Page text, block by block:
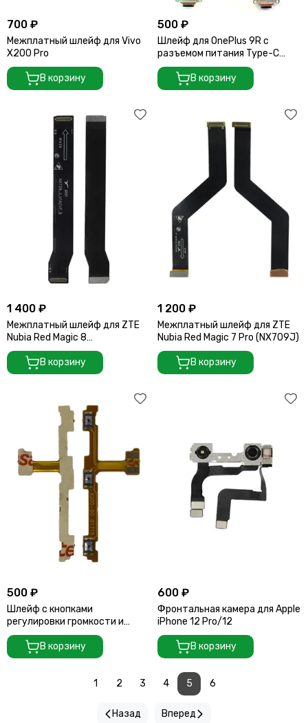
700 ₽
Межплатный шлейф для Vivo
X200 Pro
В корзину
500 ₽
Шлейф для OnePlus 9R с
разъемом питания Type-C
(UEE013 GL C105)
В корзину
1 400 ₽
Межплатный шлейф для ZTE
Nubia Red Magic 8
(NX729_J_V1ACVF) (2237)
В корзину
1 200 ₽
Межплатный шлейф для ZTE
Nubia Red Magic 7 Pro (NX709J)
В корзину
500 ₽
Шлейф с кнопками
регулировки громкости и
включения для Vivo X200
В корзину
600 ₽
Фронтальная камера для Apple
iPhone 12 Pro/12
В корзину
Назад
1 2 3 4 5 6
Вперед